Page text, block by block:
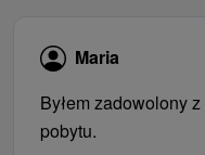
Maria
Byłem zadowolony
pobytu.